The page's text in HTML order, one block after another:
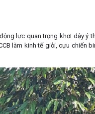
lực quan trọng khơi dậy ý
làm kinh tế giỏi, cựu chiến